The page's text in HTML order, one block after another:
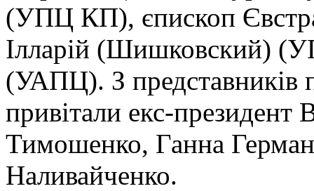
(УПЦ КП), єпископ
Ілларій (Шишковский)
(УАПЦ). З представників
привітали екс-
Тимошенко, Ганна
Наливайченко.